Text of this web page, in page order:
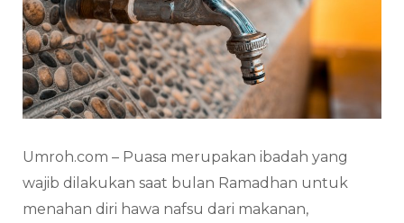
Umroh.com – Puasa merupakan ibadah yang
wajib dilakukan saat bulan Ramadhan untuk
menahan diri hawa nafsu dari makanan,